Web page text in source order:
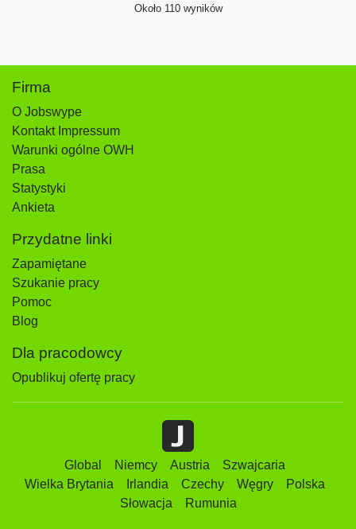
Około 110 wyników
Firma
O Jobswype
Kontakt Impressum
Warunki ogólne OWH
Prasa
Statystyki
Ankieta
Przydatne linki
Zapamiętane
Szukanie pracy
Pomoc
Blog
Dla pracodowcy
Opublikuj ofertę pracy
Global Niemcy Austria
Szwajcaria
Wielka Brytania
Irlandia Czechy Węgry
Polska
Słowacja
Rumunia